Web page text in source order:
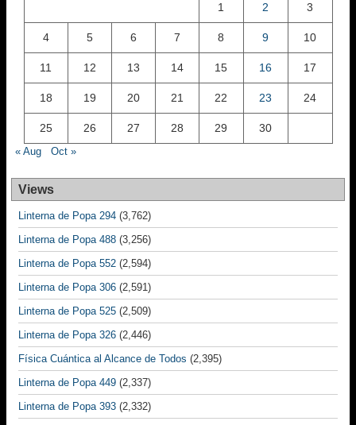
1 2 3
4 5 6 7 8 9 10
11 12 13 14 15 16 17
18 19 20 21 22 23 24
25 26 27 28 29 30
« Aug Oct »
Views
Linterna de Popa 294 (3,762)
Linterna de Popa 488 (3,256)
Linterna de Popa 552 (2,594)
Linterna de Popa 306 (2,591)
Linterna de Popa 525 (2,509)
Linterna de Popa 326 (2,446)
Física Cuántica al Alcance de Todos (2,395)
Linterna de Popa 449 (2,337)
Linterna de Popa 393 (2,332)